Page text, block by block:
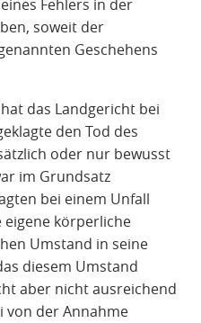
Fehlers in der
soweit der
Geschehens
das Landgericht bei
den Tod des
oder nur bewusst
im Grundsatz
bei einem Unfall
körperliche
Umstand in seine
diesem Umstand
aber nicht ausreichend
von der Annahme